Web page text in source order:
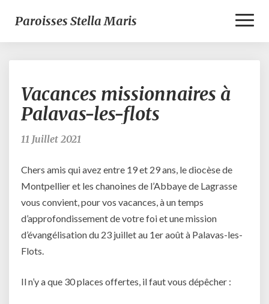
Paroisses Stella Maris
missionnaires
à
Palavas-
Vacances missionnaires à
Palavas-les-flots
11 Juillet 2021
Chers amis qui avez entre 19 et 29 ans, le diocèse de
Montpellier et les chanoines de l’Abbaye de Lagrasse
vous convient, pour vos vacances, à un temps
d’approfondissement de votre foi et une mission
d’évangélisation du 23 juillet au 1er août à Palavas-les-
Flots.
Il n’y a que 30 places offertes, il faut vous dépêcher :